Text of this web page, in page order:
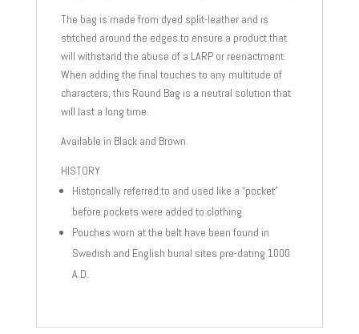
The bag is made from dyed split-leather and is
stitched around the edges to ensure a product that
will withstand the abuse of a LARP or reenactment.
When adding the final touches to any multitude of
characters, this Round Bag is a neutral solution that
will last a long time.
Available in Black and Brown.
HISTORY
Historically referred to and used like a “pocket”
before pockets were added to clothing
Pouches worn at the belt have been found in
Swedish and English burial sites pre-dating 1000
A.D.